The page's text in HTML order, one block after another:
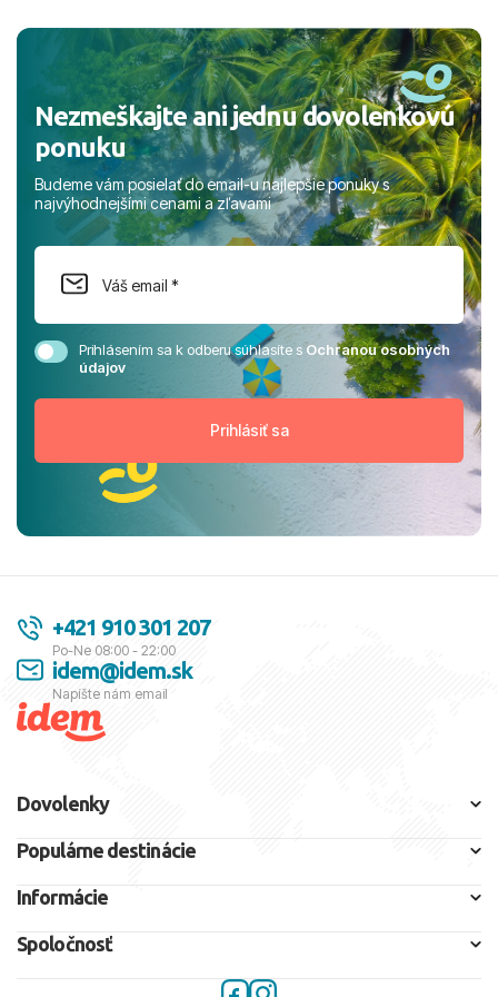
Nezmeškajte ani jednu dovolenkovú
ponuku
Budeme vám posielať do email-u najlepšie ponuky s
najvýhodnejšími cenami a zľavami
Prihlásením sa k odberu súhlasíte sOchranou osobných
údajov
+421 910 301 207
Po-Ne 08:00 - 22:00
idem@idem.sk
Napíšte nám email
Dovolenky
Populárne destinácie
Informácie
Spoločnosť